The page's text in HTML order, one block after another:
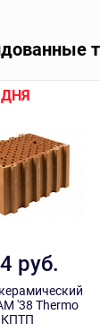
руб.
'38 Тhermo
КПТП